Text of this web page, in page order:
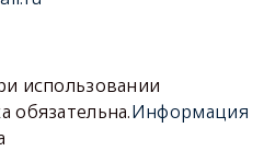
использовании
обязательна.Информация